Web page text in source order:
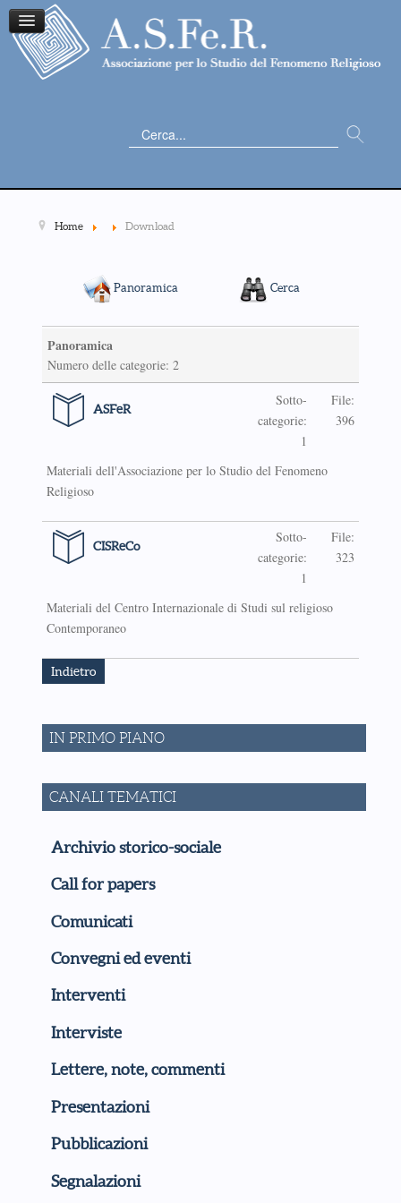
Cerca...
Home Download
Panoramica Cerca
Panoramica
Numero delle categorie: 2
ASFeR
Sotto-
categorie:
1
File:
396
Materiali dell'Associazione per lo Studio del Fenomeno
Religioso
CISReCo
Sotto-
categorie:
1
File:
323
Materiali del Centro Internazionale di Studi sul religioso
Contemporaneo
Indietro
IN PRIMO PIANO
CANALI TEMATICI
Archivio storico-sociale
Call for papers
Comunicati
Convegni ed eventi
Interventi
Interviste
Lettere, note, commenti
Presentazioni
Pubblicazioni
Segnalazioni